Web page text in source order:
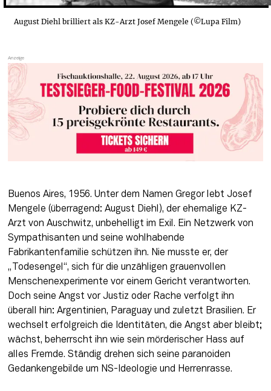
August Diehl brilliert als KZ-Arzt Josef Mengele (©Lupa Film)
Buenos Aires, 1956. Unter dem Namen Gregor lebt Josef
Mengele (überragend: August Diehl), der ehemalige KZ-
Arzt von Auschwitz, unbehelligt im Exil. Ein Netzwerk von
Sympathisanten und seine wohlhabende
Fabrikantenfamilie schützen ihn. Nie musste er, der
„Todesengel“, sich für die unzähligen grauenvollen
Menschenexperimente vor einem Gericht verantworten.
Doch seine Angst vor Justiz oder Rache verfolgt ihn
überall hin: Argentinien, Paraguay und zuletzt Brasilien. Er
wechselt erfolgreich die Identitäten, die Angst aber bleibt;
wächst, beherrscht ihn wie sein mörderischer Hass auf
alles Fremde. Ständig drehen sich seine paranoiden
Gedankengebilde um NS-Ideologie und Herrenrasse.